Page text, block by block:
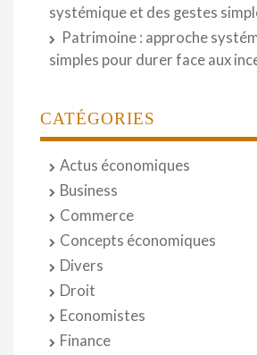
systémique et des gestes
Patrimoine : approche
simples pour durer face aux
CATÉGORIES
Actus économiques
Business
Commerce
Concepts économiques
Divers
Droit
Economistes
Finance